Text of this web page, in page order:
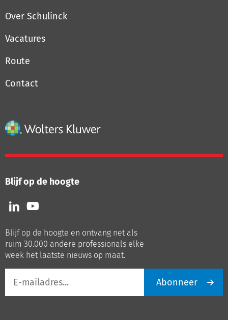
Over Schulinck
Vacatures
Route
Contact
Blijf op de hoogte
Volg
ons
LinkedIn
Volg
ons
Youtube
Blijf op de hoogte en ontvang net als
ruim 30.000 andere professionals elke
week het laatste nieuws op maat.
mailadres
Abonneer